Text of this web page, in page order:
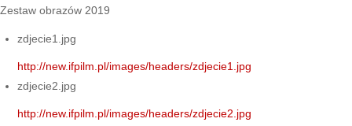
Zestaw obrazów 2019
zdjecie1.jpg
http://new.ifpilm.pl/images/headers/zdjecie1.jpg
zdjecie2.jpg
http://new.ifpilm.pl/images/headers/zdjecie2.jpg